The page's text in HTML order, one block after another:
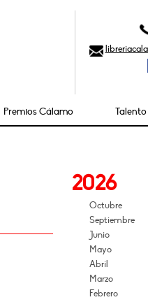
Premios Cálamo
2026
Octubre
Septiembre
Junio
Mayo
Abril
Marzo
Febrero